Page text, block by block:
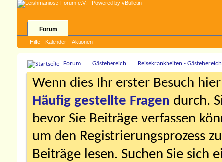
Forum
Hilfe Kalender Aktionen
Forum Gästebereich Reisekrankheiten - Gästebereich
Wenn dies Ihr erster Besuch
Häufig gestellte Fragen durch.
bevor Sie Beiträge verfassen
um den Registrierungsprozess
Beiträge lesen. Suchen Sie sich